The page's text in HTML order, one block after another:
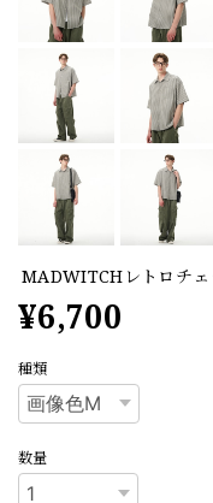
MADWITCHレトロチェ
¥6,700
種類
数量